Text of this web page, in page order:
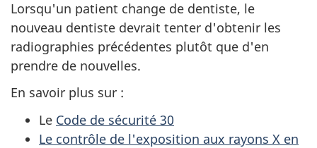
Lorsqu'un patient change de dentiste, le
nouveau dentiste devrait tenter d'obtenir les
radiographies précédentes plutôt que d'en
prendre de nouvelles.
En savoir plus sur :
Le Code de sécurité 30
Le contrôle de l'exposition aux rayons X en